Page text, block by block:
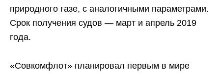
природного газе, с аналогичными параметрами.
Срок получения судов — март и апрель 2019
года.
«Совкомфлот» планировал первым в мире